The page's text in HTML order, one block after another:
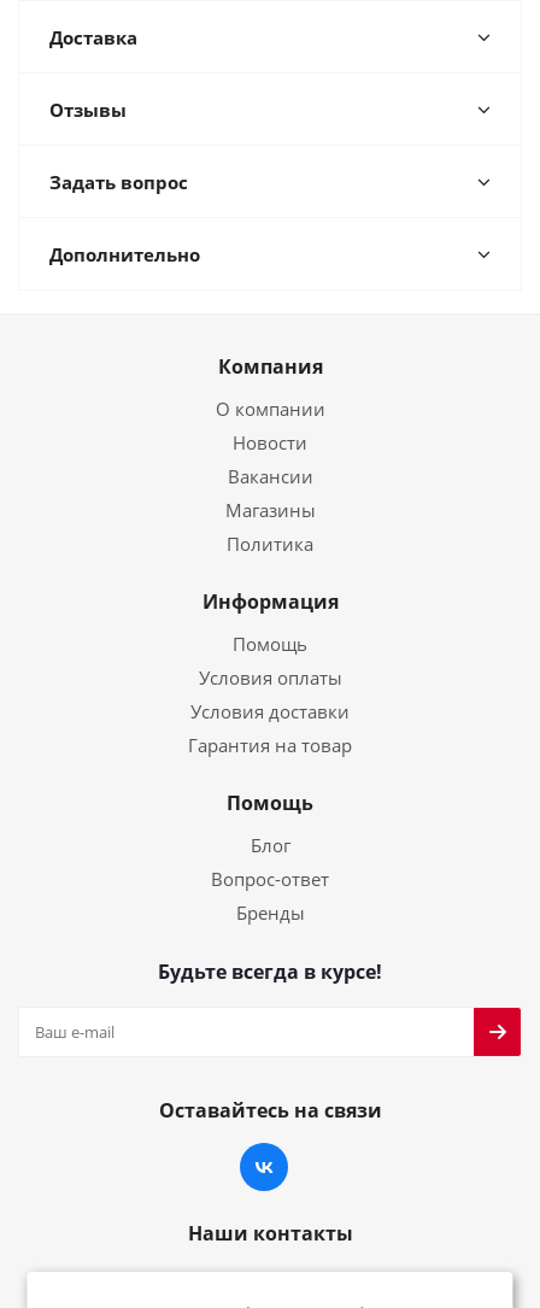
Доставка
Отзывы
Задать вопрос
Дополнительно
Компания
О компании
Новости
Вакансии
Магазины
Политика
Информация
Помощь
Условия оплаты
Условия доставки
Гарантия на товар
Помощь
Блог
Вопрос-ответ
Бренды
Будьте всегда в курсе!
Оставайтесь на связи
Наши контакты